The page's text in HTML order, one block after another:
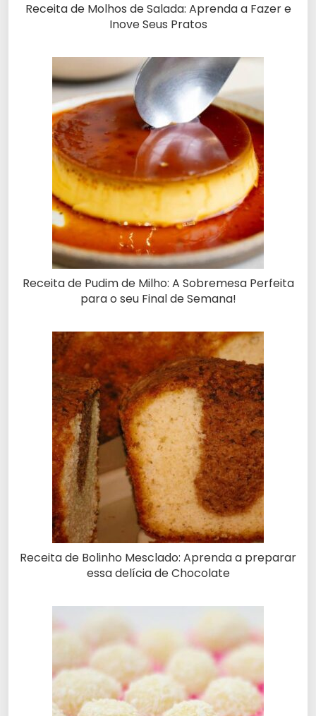
Receita de Molhos de Salada: Aprenda a Fazer e
Inove Seus Pratos
Receita de Pudim de Milho: A Sobremesa Perfeita
para o seu Final de Semana!
Receita de Bolinho Mesclado: Aprenda a preparar
essa delícia de Chocolate